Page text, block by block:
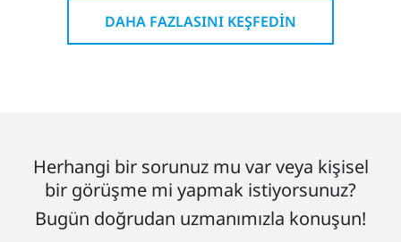
DAHA FAZLASINI KEŞFEDIN
Herhangi bir sorunuz mu var veya kişisel
bir görüşme mi yapmak istiyorsunuz?
Bugün doğrudan uzmanımızla konuşun!